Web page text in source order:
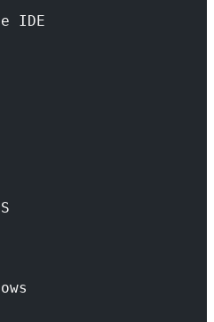
IDE